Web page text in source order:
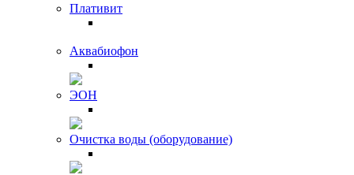
Плативит
Аквабиофон
ЭОН
Очистка воды (оборудование)